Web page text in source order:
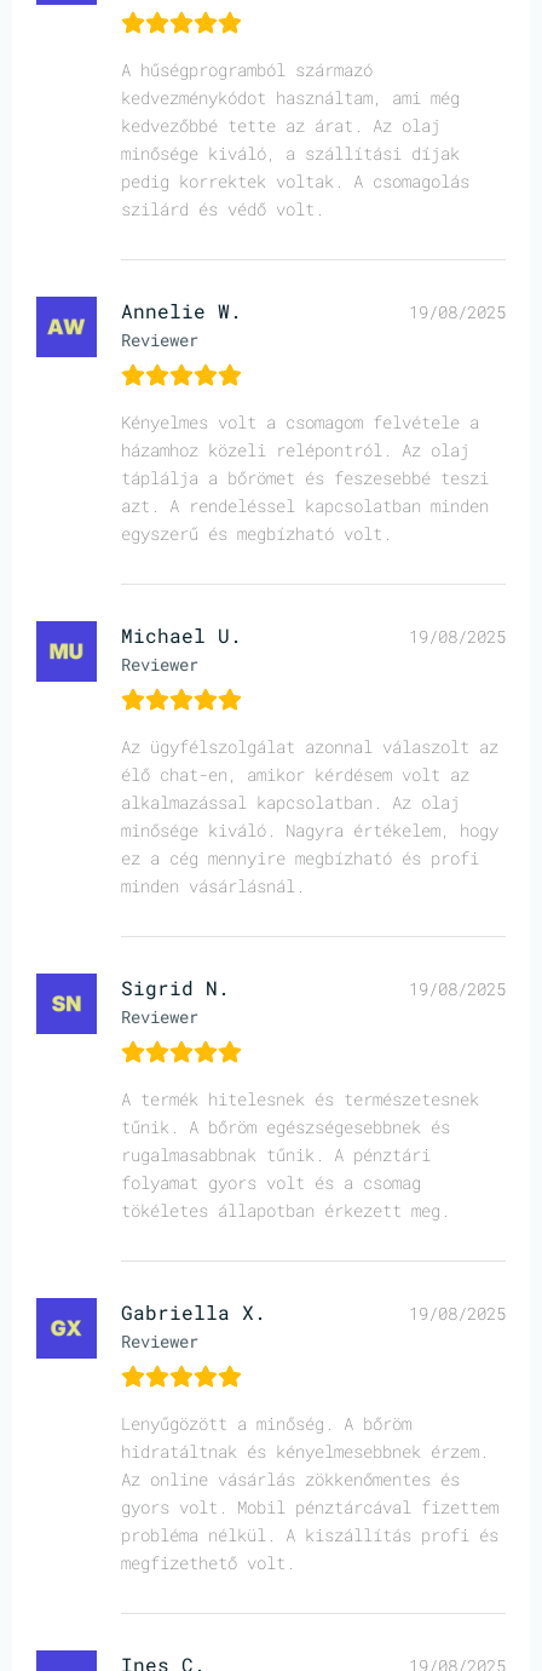
A hűségprogramból származó
kedvezménykódot használtam, ami még
kedvezőbbé tette az árat. Az olaj
minősége kiváló, a szállítási díjak
pedig korrektek voltak. A csomagolás
szilárd és védő volt.
Annelie W.
Reviewer
19/08/2025
Kényelmes volt a csomagom felvétele a
házamhoz közeli relépontról. Az olaj
táplálja a bőrömet és feszesebbé teszi
azt. A rendeléssel kapcsolatban minden
egyszerű és megbízható volt.
Michael U.
Reviewer
19/08/2025
Az ügyfélszolgálat azonnal válaszolt az
élő chat-en, amikor kérdésem volt az
alkalmazással kapcsolatban. Az olaj
minősége kiváló. Nagyra értékelem, hogy
ez a cég mennyire megbízható és profi
minden vásárlásnál.
Sigrid N.
Reviewer
19/08/2025
A termék hitelesnek és természetesnek
tűnik. A bőröm egészségesebbnek és
rugalmasabbnak tűnik. A pénztári
folyamat gyors volt és a csomag
tökéletes állapotban érkezett meg.
Gabriella X.
Reviewer
19/08/2025
Lenyűgözött a minőség. A bőröm
hidratáltnak és kényelmesebbnek érzem.
Az online vásárlás zökkenőmentes és
gyors volt. Mobil pénztárcával fizettem
probléma nélkül. A kiszállítás profi és
megfizethető volt.
Ines C. 19/08/2025